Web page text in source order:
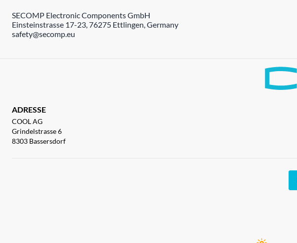
SECOMP Electronic Components GmbH
Einsteinstrasse 17-23, 76275 Ettlingen, Germany
safety@secomp.eu
ADRESSE
COOL AG
Grindelstrasse 6
8303 Bassersdorf